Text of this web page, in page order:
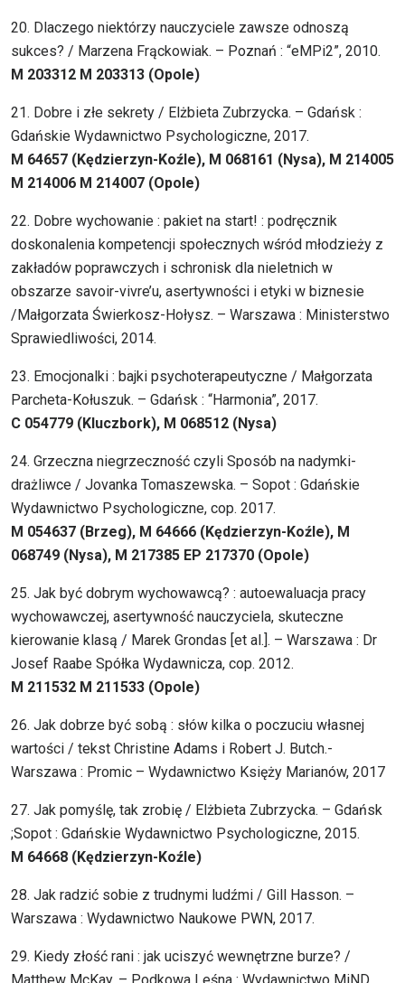
20. Dlaczego niektórzy nauczyciele zawsze odnoszą
sukces? / Marzena Frąckowiak. – Poznań : “eMPi2”, 2010.
M 203312 M 203313 (Opole)
21. Dobre i złe sekrety / Elżbieta Zubrzycka. – Gdańsk :
Gdańskie Wydawnictwo Psychologiczne, 2017.
M 64657 (Kędzierzyn-Koźle), M 068161 (Nysa), M 214005
M 214006 M 214007 (Opole)
22. Dobre wychowanie : pakiet na start! : podręcznik
doskonalenia kompetencji społecznych wśród młodzieży z
zakładów poprawczych i schronisk dla nieletnich w
obszarze savoir-vivre’u, asertywności i etyki w biznesie
/Małgorzata Świerkosz-Hołysz. – Warszawa : Ministerstwo
Sprawiedliwości, 2014.
23. Emocjonalki : bajki psychoterapeutyczne / Małgorzata
Parcheta-Kołuszuk. – Gdańsk : “Harmonia”, 2017.
C 054779 (Kluczbork), M 068512 (Nysa)
24. Grzeczna niegrzeczność czyli Sposób na nadymki-
drażliwce / Jovanka Tomaszewska. – Sopot : Gdańskie
Wydawnictwo Psychologiczne, cop. 2017.
M 054637 (Brzeg), M 64666 (Kędzierzyn-Koźle), M
068749 (Nysa), M 217385 EP 217370 (Opole)
25. Jak być dobrym wychowawcą? : autoewaluacja pracy
wychowawczej, asertywność nauczyciela, skuteczne
kierowanie klasą / Marek Grondas [et al.]. – Warszawa : Dr
Josef Raabe Spółka Wydawnicza, cop. 2012.
M 211532 M 211533 (Opole)
26. Jak dobrze być sobą : słów kilka o poczuciu własnej
wartości / tekst Christine Adams i Robert J. Butch.-
Warszawa : Promic – Wydawnictwo Księży Marianów, 2017
27. Jak pomyślę, tak zrobię / Elżbieta Zubrzycka. – Gdańsk
;Sopot : Gdańskie Wydawnictwo Psychologiczne, 2015.
M 64668 (Kędzierzyn-Koźle)
28. Jak radzić sobie z trudnymi ludźmi / Gill Hasson. –
Warszawa : Wydawnictwo Naukowe PWN, 2017.
29. Kiedy złość rani : jak uciszyć wewnętrzne burze? /